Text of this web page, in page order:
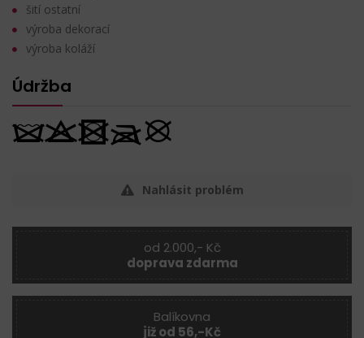
šití ostatní
výroba dekorací
výroba koláží
Údržba
Nahlásit problém
od 2.000,- Kč
doprava zdarma
Balíkovna
již od 56,-Kč